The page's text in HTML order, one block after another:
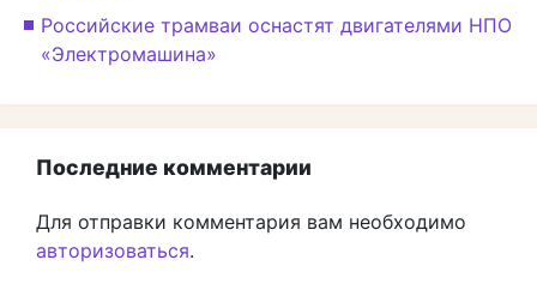
Российские трамваи оснастят двигателями НПО
«Электромашина»
Последние комментарии
Для отправки комментария вам необходимо
авторизоваться.